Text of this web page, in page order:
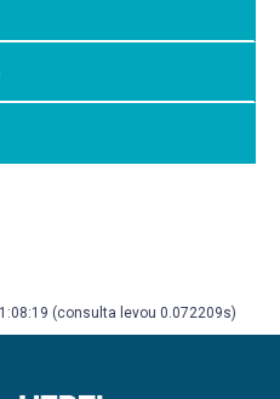
Público: gestão estratégica
(consulta levou 0.072209s)